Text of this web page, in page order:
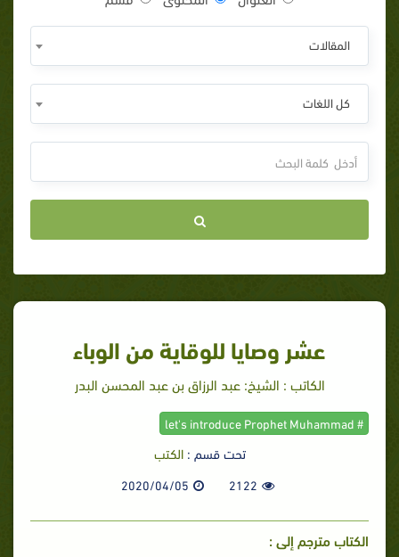
المقالات
كل اللغات
عشر وصايا للوقاية من الوباء
الكاتب : الشيخ: عبد الرزاق بن عبد المحسن البدر
# let's introduce Prophet Muhammad
تحت قسم :الكتب
2122
2020/04/05
الكتاب مترجم إلى :